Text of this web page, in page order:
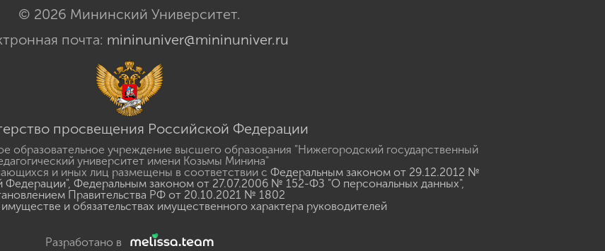
© 2026 Мининский Университет.
почта: mininuniver@mininuniver.ru
просвещения Российской Федерации
образовательное учреждение высшего образования "Нижегородский государственный
университет имени Козьмы Минина"
и иных лиц размещены в соответствии с Федеральным законом от 29.12.2012 №
Федерации", Федеральным законом от 27.07.2006 № 152-ФЗ "О персональных данных",
Правительства РФ от 20.10.2021 № 1802
и обязательствах имущественного характера руководителей
Разработано в